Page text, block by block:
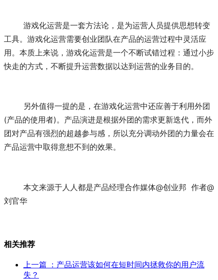
工具。游戏化运营需要创业团队在产品的运营过程中灵活应
用。本质上来说，游戏化运营是一个不断试错过程：通过小步
快走的方式，不断提升运营数据以达到运营的业务目的。
(产品的使用者)。产品演进是根据外团的需求更新迭代，而外
团对产品有强烈的超越参与感，所以充分调动外团的力量会在
产品运营中取得意想不到的效果。
本文来源于人人都是产品经理合作媒体@创业邦  作者@
刘官华
相关推荐
上一篇
：产品运营该如何在短时间内拯救你的用户流
失？